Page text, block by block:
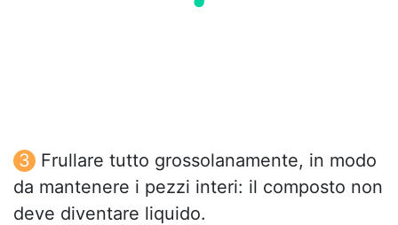
Frullare tutto grossolanamente, in modo
da mantenere i pezzi interi: il composto non
deve diventare liquido.